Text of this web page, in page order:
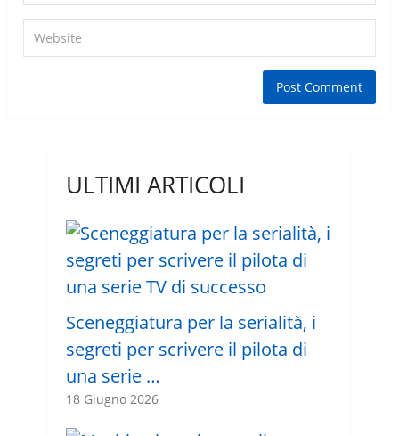
ULTIMI ARTICOLI
Sceneggiatura per la serialità, i
segreti per scrivere il pilota di
una serie …
18 Giugno 2026